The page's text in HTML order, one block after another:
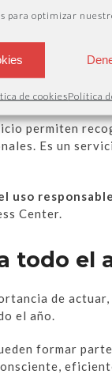
para optimizar
de cookiesPolítica
más cómodo
permiten
Es un
uso
Center.
todo el
de actuar,
el año.
formar